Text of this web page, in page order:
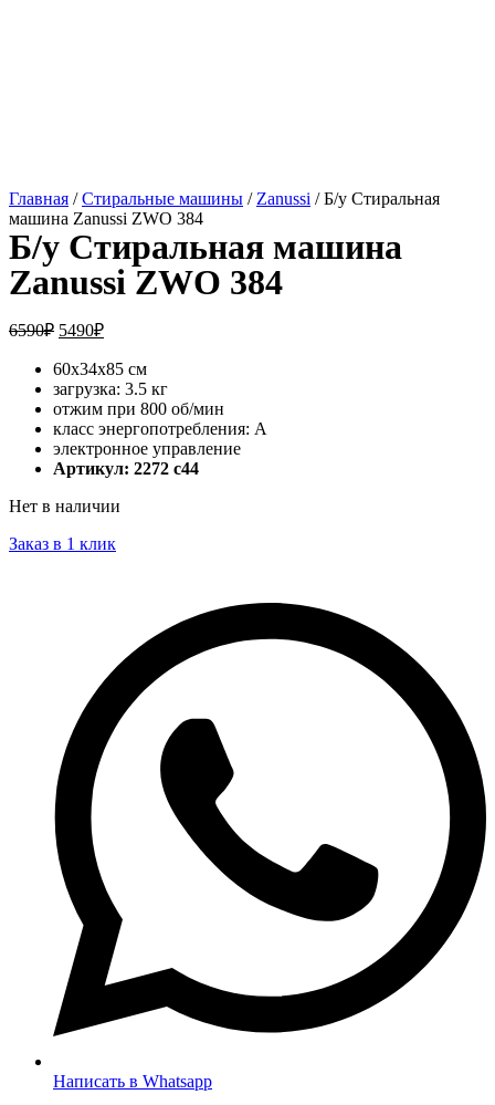
Главная /Стиральные машины / Zanussi / Б/у Стиральная
машина Zanussi ZWO 384
Б/у Стиральная машина
Zanussi ZWO 384
6590₽ 5490₽
60x34x85 см
загрузка: 3.5 кг
отжим при 800 об/мин
класс энергопотребления: A
электронное управление
Артикул: 2272 c44
Нет в наличии
Заказ в 1 клик
Написать в Whatsapp